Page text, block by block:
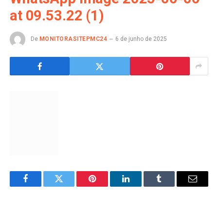
at 09.53.22 (1)
De MONITORASITEPMC24 6 de junho de 2025
FacebookTwitter Pinterest LinkedInTumblr Email